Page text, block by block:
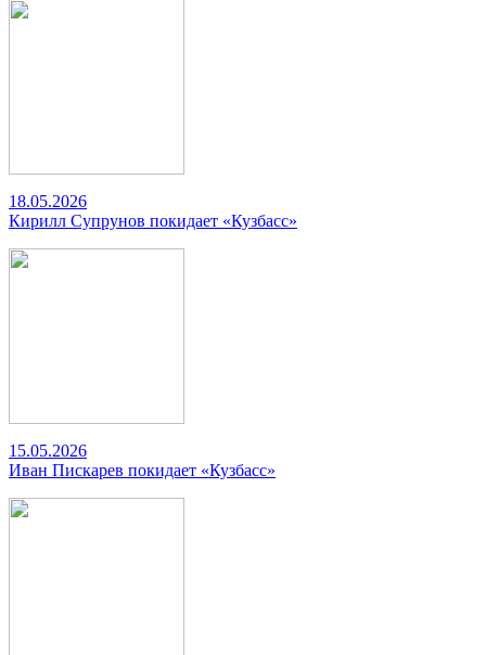
18.05.2026
Кирилл Супрунов покидает «Кузбасс»
15.05.2026
Иван Пискарев покидает «Кузбасс»